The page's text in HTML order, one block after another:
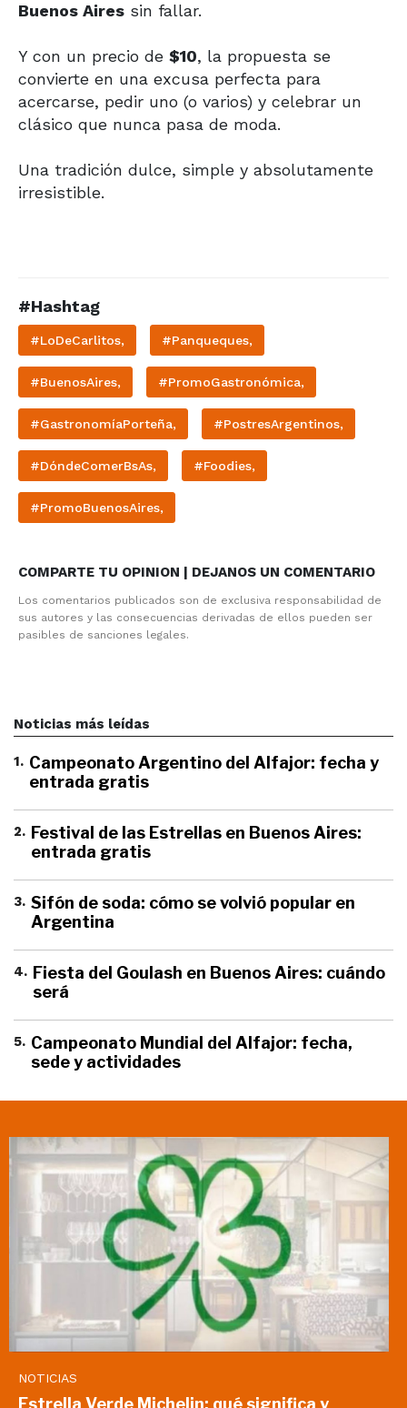
Buenos Aires sin fallar.
Y con un precio de $10, la propuesta se
convierte en una excusa perfecta para
acercarse, pedir uno (o varios) y celebrar un
clásico que nunca pasa de moda.
Una tradición dulce, simple y absolutamente
irresistible.
#Hashtag
#LoDeCarlitos, #Panqueques,
#BuenosAires, #PromoGastronómica,
#GastronomíaPorteña, #PostresArgentinos,
#DóndeComerBsAs, #Foodies,
#PromoBuenosAires,
COMPARTE TU OPINION | DEJANOS UN COMENTARIO
Los comentarios publicados son de exclusiva responsabilidad de
sus autores y las consecuencias derivadas de ellos pueden ser
pasibles de sanciones legales.
Noticias más leídas
1. Campeonato Argentino del Alfajor: fecha y
entrada gratis
2. Festival de las Estrellas en Buenos Aires:
entrada gratis
3. Sifón de soda: cómo se volvió popular en
Argentina
4. Fiesta del Goulash en Buenos Aires: cuándo
será
5. Campeonato Mundial del Alfajor: fecha,
sede y actividades
NOTICIAS
Estrella Verde Michelin: qué significa y